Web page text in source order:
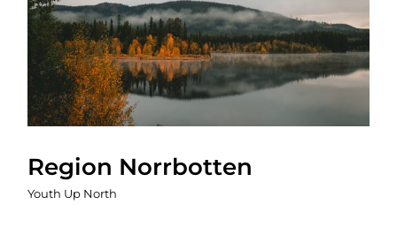
Region Norrbotten
Youth Up North